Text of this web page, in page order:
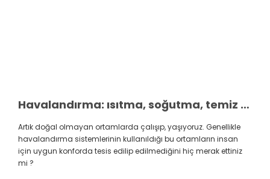
Havalandırma: ısıtma, soğutma, temiz hava sağlama…
Artık doğal olmayan ortamlarda çalışıp, yaşıyoruz. Genellikle
havalandırma sistemlerinin kullanıldığı bu ortamların insan
için uygun konforda tesis edilip edilmediğini hiç merak ettiniz
mi ?